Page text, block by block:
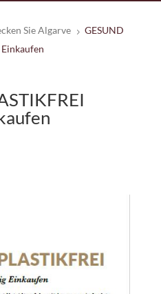
Sie Algarve 5 GESUND